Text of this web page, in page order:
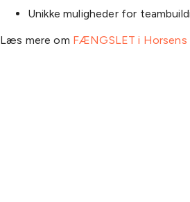
Unikke muligheder for
Læs mere om FÆNGSLET i